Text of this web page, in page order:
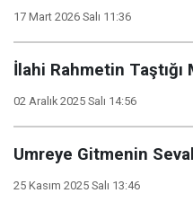
17 Mart 2026 Salı 11:36
İlahi Rahmetin Taştığı
02 Aralık 2025 Salı 14:56
Umreye Gitmenin
25 Kasım 2025 Salı 13:46